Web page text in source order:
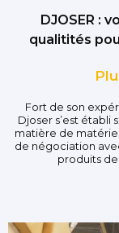
DJOSER :
qualitités
Fort de son
Djoser s’est établi
matière de
de négociation
produits